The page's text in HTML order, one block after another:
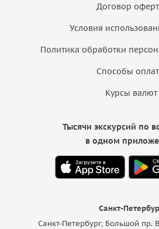
Договор
Условия
Политика обработки
Способы
Курсы валют
Санкт-
Санкт-Петербург, Большой пр.
Тысячи экскурсий по
в одном